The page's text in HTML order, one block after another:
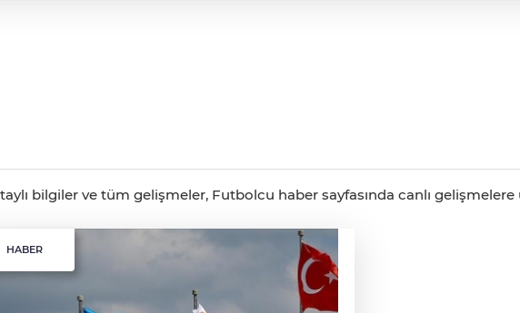
bilgiler ve tüm gelişmeler, Futbolcu haber sayfasında canlı gelişmelere
HABER